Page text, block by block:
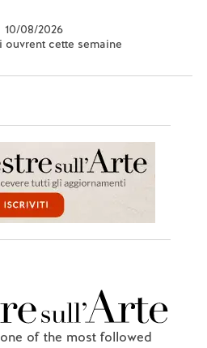
08/2026
cette semaine
of the most followed